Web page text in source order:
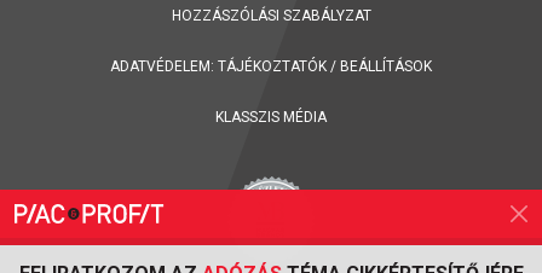
HOZZÁSZÓLÁSI SZABÁLYZAT
ADATVÉDELEM: TÁJÉKOZTATÓK / BEÁLLÍTÁSOK
KLASSZIS MÉDIA